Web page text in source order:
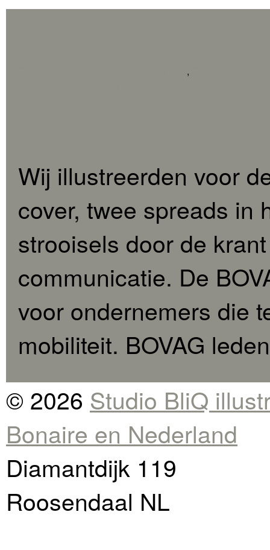
,
Wij illustreerden voor
cover, twee spreads in
strooisels door de
communicatie. De
voor ondernemers die
mobiliteit. BOVAG
© 2026 Studio BliQ
Bonaire en Nederland
Diamantdijk 119
Roosendaal NL